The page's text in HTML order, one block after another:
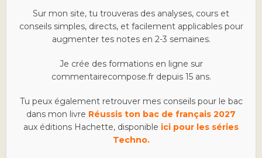
Sur mon site, tu trouveras des analyses, cours et
conseils simples, directs, et facilement applicables pour
augmenter tes notes en 2-3 semaines.
Je crée des formations en ligne sur
commentairecompose.fr depuis 15 ans.
Tu peux également retrouver mes conseils pour le bac
dans mon livre Réussis ton bac de français 2027
aux éditions Hachette, disponible ici pour les séries
Techno.